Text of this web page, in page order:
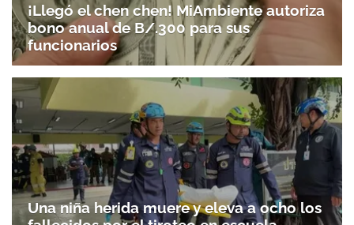
¡Llegó el chen chen! MiAmbiente autoriza
bono anual de B/.300 para sus
funcionarios
Una niña herida muere y eleva a ocho los